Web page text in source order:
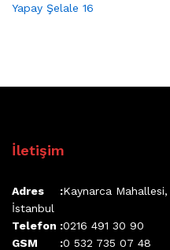
Yapay Şelale 16
İletişim
Adres :Kaynarca
İstanbul
Telefon :0216 491 30 90
GSM :0 532 735 07 48